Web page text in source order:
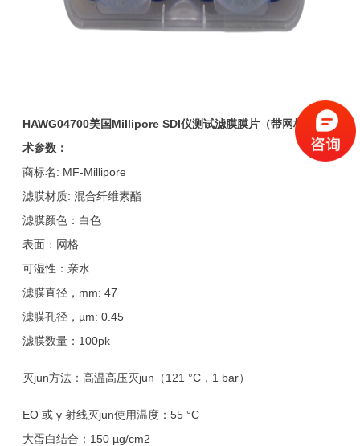
HAWG04700美国Millipore SDI仪测试滤膜膜片（带网格）技
术参数：
商标名: MF-Millipore
滤膜材质: 混合纤维素酯
滤膜颜色：白色
表面：网格
可湿性：亲水
滤膜直径，mm: 47
滤膜孔径，µm: 0.45
滤膜数量：100pk
灭jun方法：高温高压灭jun （121 °C，1 bar）
EO 或 γ 射线灭jun使用温度：55 °C
大蛋白结合：150 µg/cm2